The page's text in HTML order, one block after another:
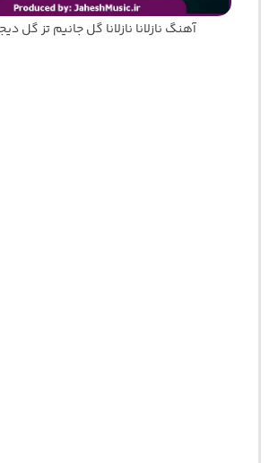
آهنگ نازلانا نازلانا گل جانیم تز گل